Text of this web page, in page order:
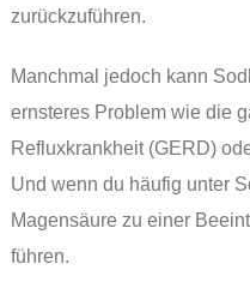
zurückzuführen.
Manchmal jedoch kann
ernsteres Problem wie die
Refluxkrankheit (GERD)
Und wenn du häufig unter
Magensäure zu einer
führen.